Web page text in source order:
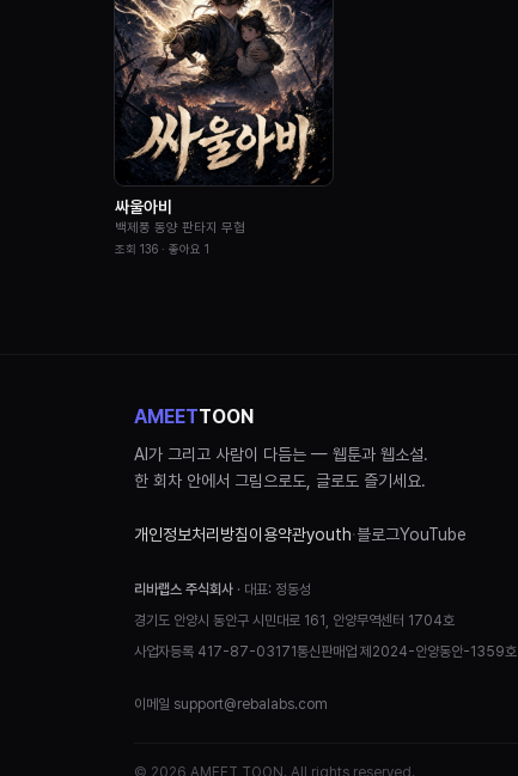
싸울아비
백제풍 동양 판타지 무협
조회 136 · 좋아요 1
AMEETTOON
AI가 그리고 사람이 다듬는 — 웹툰과 웹소설.
한 회차 안에서 그림으로도, 글로도 즐기세요.
개인정보처리방침이용약관youth·블로그YouTube
리바랩스 주식회사 · 대표: 정동성
경기도 안양시 동안구 시민대로 161, 안양무역센터 1704호
사업자등록 417-87-03171통신판매업 제2024-안양동안-1359호
이메일 support@rebalabs.com
© 2026 AMEET TOON. All rights reserved.